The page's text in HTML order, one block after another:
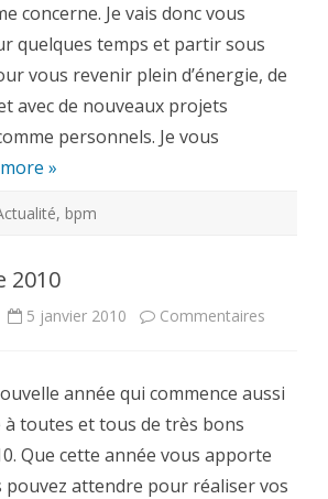
concerne. Je vais donc vous
quelques temps et partir sous
vous revenir plein d’énergie, de
avec de nouveaux projets
personnels. Je vous
»
, bpm
2010
5 janvier 2010 Commentaires
année qui commence aussi
toutes et tous de très bons
Que cette année vous apporte
pouvez attendre pour réaliser vos